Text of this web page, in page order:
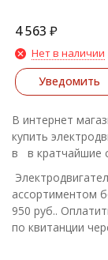
4 563 ₽
Нет в наличии
Уведомить
В интернет
купить
в в кратчайшие
ассортиментом
950 руб..
по квитанции